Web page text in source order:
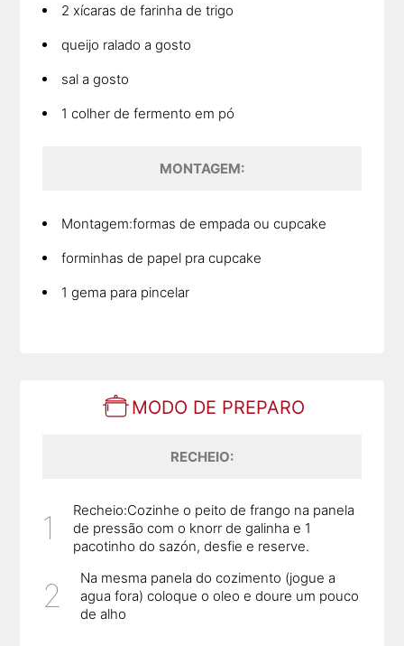
2 xícaras de farinha de trigo
queijo ralado a gosto
sal a gosto
1 colher de fermento em pó
MONTAGEM:
Montagem:formas de empada ou cupcake
forminhas de papel pra cupcake
1 gema para pincelar
MODO DE PREPARO
RECHEIO:
Recheio:Cozinhe o peito de frango na panela
de pressão com o knorr de galinha e 1
pacotinho do sazón, desfie e reserve.
Na mesma panela do cozimento (jogue a
agua fora) coloque o oleo e doure um pouco
de alho